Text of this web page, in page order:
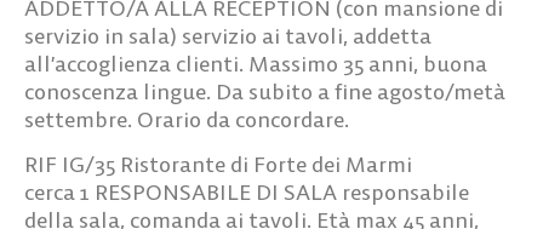
ADDETTO/A ALLA RECEPTION (con mansione di
servizio in sala) servizio ai tavoli, addetta
all’accoglienza clienti. Massimo 35 anni, buona
conoscenza lingue. Da subito a fine agosto/metà
settembre. Orario da concordare.
RIF IG/35 Ristorante di Forte dei Marmi
cerca1 RESPONSABILE DI SALA responsabile
della sala, comanda ai tavoli. Età max 45 anni,